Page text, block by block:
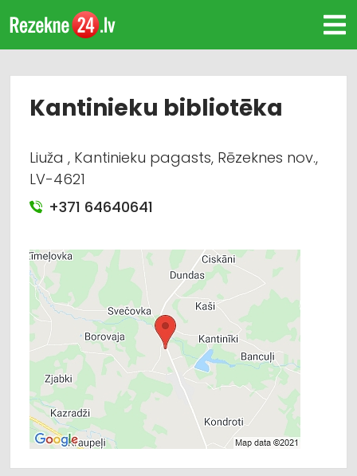
Kantinieku bibliotēka
Liuža , Kantinieku pagasts, Rēzeknes nov.,
LV-4621
+371 64640641